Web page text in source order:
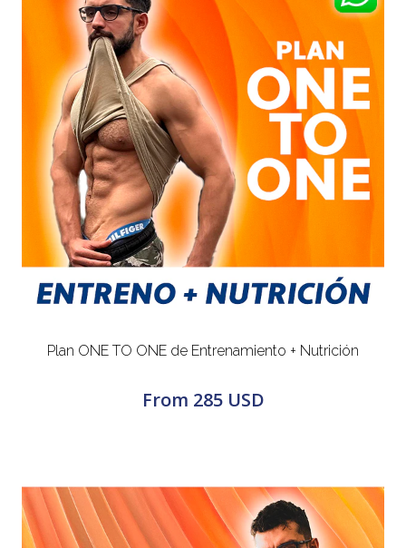
Plan ONE TO ONE de Entrenamiento + Nutrición
From 285 USD